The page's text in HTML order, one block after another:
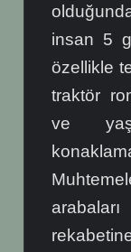
insan 5
özellikle
traktör
ve